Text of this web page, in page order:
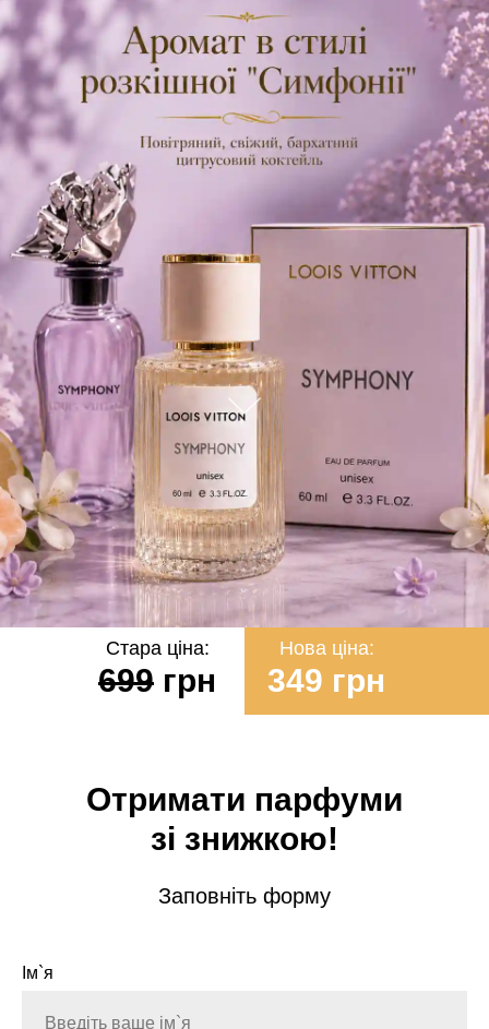
Стара ціна: Нова ціна:
699 грн 349 грн
Отримати парфуми
зі знижкою!
Заповніть форму
Ім`я